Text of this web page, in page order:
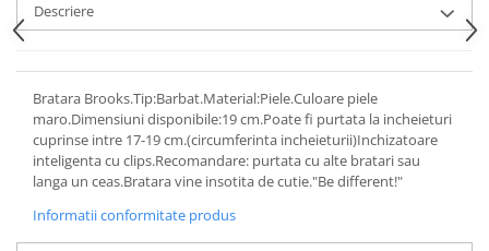
Descriere
Bratara Brooks.Tip:Barbat.Material:Piele.Culoare piele
maro.Dimensiuni disponibile:19 cm.Poate fi purtata la incheieturi
cuprinse intre 17-19 cm.(circumferinta incheieturii)Inchizatoare
inteligenta cu clips.Recomandare: purtata cu alte bratari sau
langa un ceas.Bratara vine insotita de cutie."Be different!"
Informatii conformitate produs